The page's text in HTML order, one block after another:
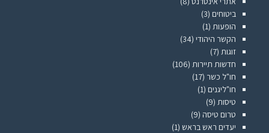
ביטוחים (3)
הופעות (1)
הקשר היהודי (34)
זוגות (7)
חדשות תיירות (106)
חו"ל כשר (17)
חו"ליגנים (1)
טיסות (9)
טרום טיסה (9)
יעדים ראש בראש (1)